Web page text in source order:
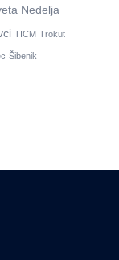
Nedelja
TICM Trokut
Šibenik